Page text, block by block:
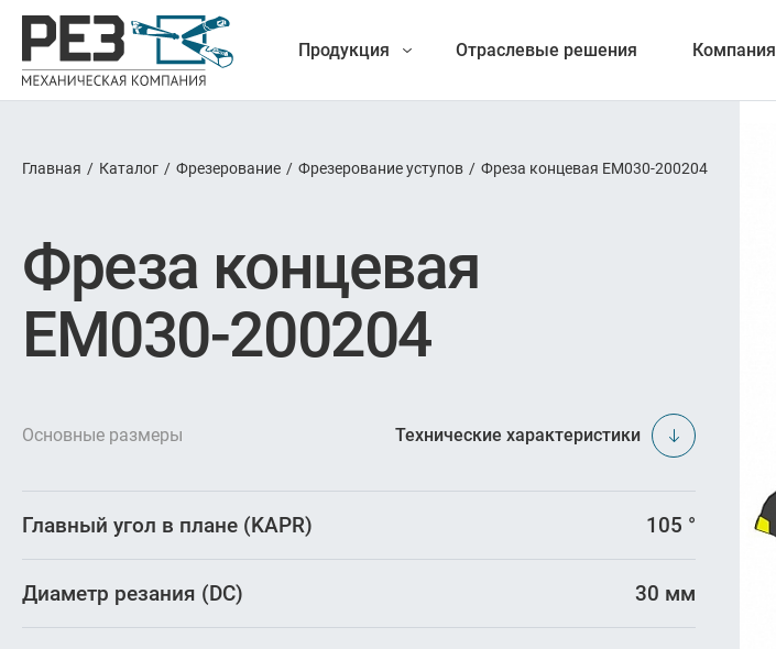
Продукция
продукция
Точение
Обработка отверстий
Отрезка и обработка канавок
Резьбонарезание
Оснастка
Отраслевые решения Компания
Главная / Каталог / Фрезерование / Фрезерование уступов / Фреза концевая EM030-200204
Фреза концевая
EM030-200204
Основные размеры Технические характеристики
Главный угол в плане (KAPR) 105 °
Диаметр резания (DC) 30 мм